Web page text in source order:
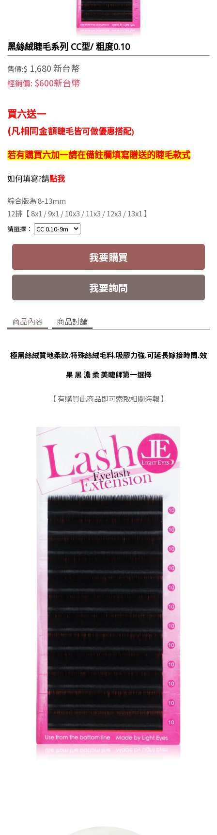
黑絲絨睫毛系列 CC型/ 粗度0.10
售價:$ 1,680 新台幣
經銷價: $600新台幣
買六送一
(凡相同金額睫毛皆可做優惠搭配)
若有購買六加一請在備註欄填寫贈送的睫毛款式
如何填寫?請點我
綜合版為 8-13mm
12排 【 8x1 / 9x1 / 10x3 / 11x3 / 12x3 / 13x1 】
請選擇：
我要購買
我要詢問
商品內容 商品討論
極黑絲絨質地柔軟.特殊絲絨毛料.吸膠力強.可延長嫁接時間.效
果 黑 濃 柔 美睫師第一選擇
【 有購買此商品即可索取相關海報 】